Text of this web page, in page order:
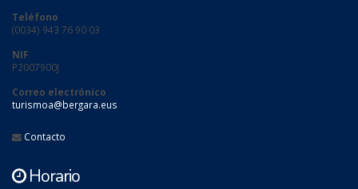
Teléfono
(0034) 943 76 90 03
NIF
P2007900J
Correo electrónico
turismoa@bergara.eus
Contacto
Horario